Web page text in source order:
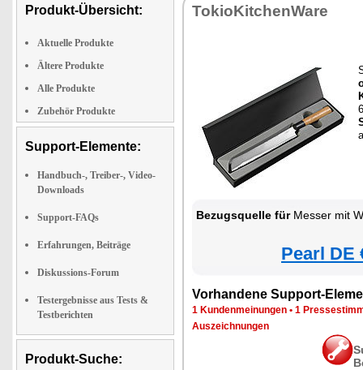
Produkt-Übersicht:
Aktuelle Produkte
Ältere Produkte
Alle Produkte
Zubehör Produkte
Support-Elemente:
Handbuch-, Treiber-, Video-
Downloads
Support-FAQs
Erfahrungen, Beiträge
Diskussions-Forum
Testergebnisse aus Tests &
Testberichten
Produkt-Suche:
TokioKitchenWare
Bezugsquelle fürMesser mit
Pearl DE
Vorhandene Support-
1 Kundenmeinungen • 1
Auszeichnungen